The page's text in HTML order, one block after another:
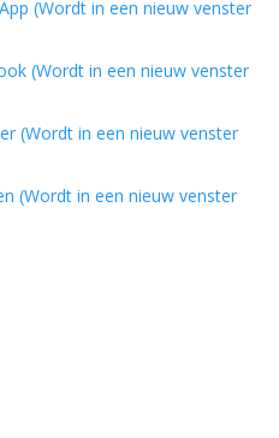
(Wordt in een nieuw venster
(Wordt in een nieuw venster
(Wordt in een nieuw venster
(Wordt in een nieuw venster